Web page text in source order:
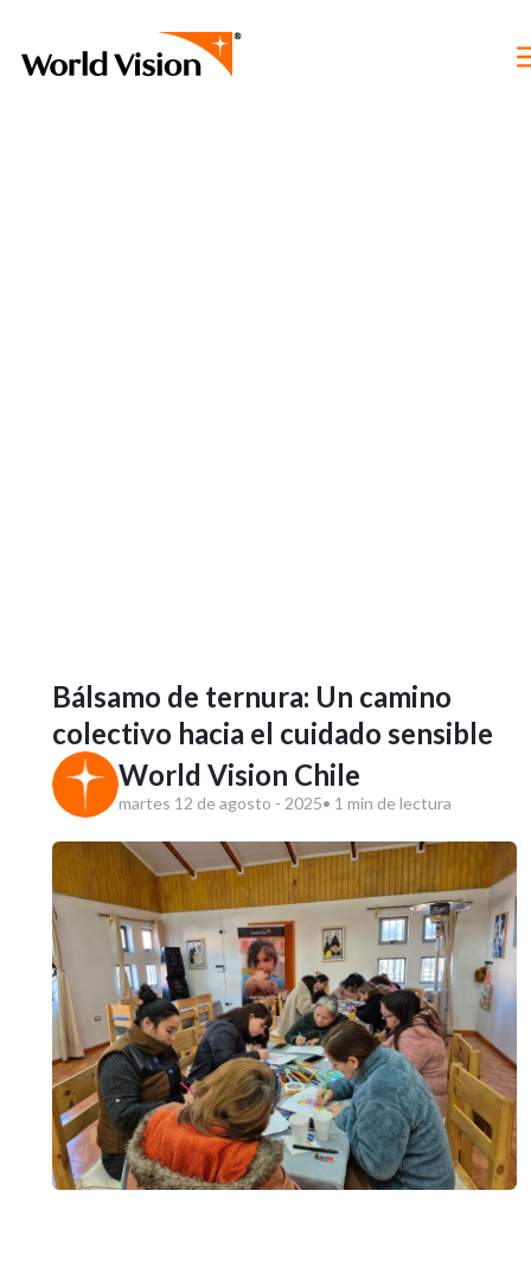
Bálsamo de ternura: Un camino
colectivo hacia el cuidado sensible
World Vision Chile
martes 12 de agosto - 2025• 1 min de lectura